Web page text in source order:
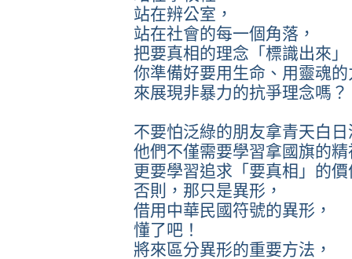
站在辨公室，
站在社會的每一個角落，
把要真相的理念「標識出來」
你準備好要用生命、用靈魂
來展現非暴力的抗爭理念嗎？
不要怕泛綠的朋友拿青天白
他們不僅需要學習拿國旗的精
更要學習追求「要真相」的價
否則，那只是異形，
借用中華民國符號的異形，
懂了吧！
將來區分異形的重要方法，